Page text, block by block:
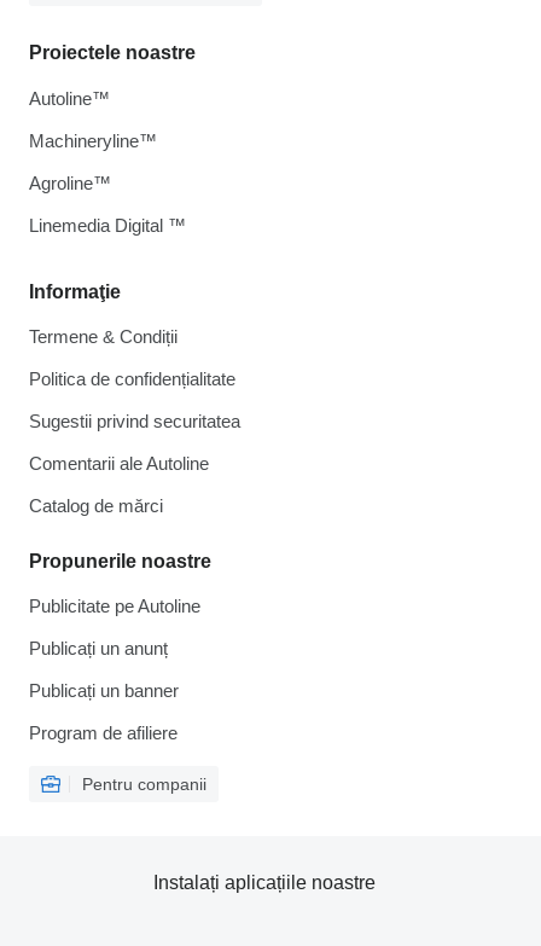
Informaţie
Termene & Condiții
Politica de confidențialitate
Sugestii privind securitatea
Comentarii ale Autoline
Catalog de mărcі
Propunerile noastre
Publicitate pe Autoline
Publicați un anunț
Publicați un banner
Program de afiliere
Pentru companii
Proiectele noastre
Autoline™
Machineryline™
Agroline™
Linemedia Digital ™
Instalați aplicațiile noastre